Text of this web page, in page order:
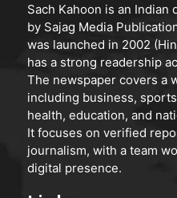
Sach Kahoon is an
by Sajag Media
was launched in 2002
has a strong readership
The newspaper covers a
including business,
health, education, and
It focuses on verified
journalism, with a team
digital presence.